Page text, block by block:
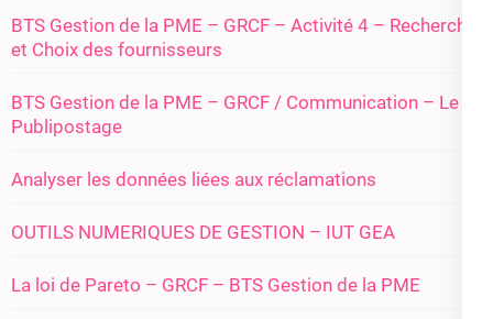
BTS Gestion de la PME – GRCF – Activité 4 – Recherche
et Choix des fournisseurs
BTS Gestion de la PME – GRCF / Communication – Le
Publipostage
Analyser les données liées aux réclamations
OUTILS NUMERIQUES DE GESTION – IUT GEA
La loi de Pareto – GRCF – BTS Gestion de la PME